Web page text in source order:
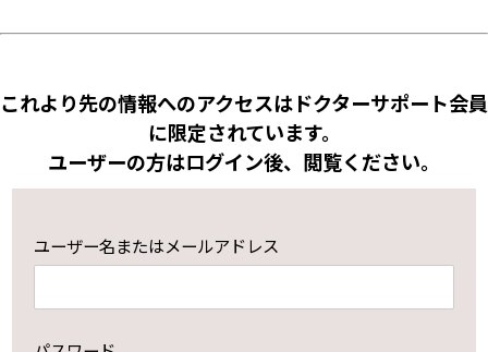
これより先の情報へのアクセスはドクターサポート会員
に限定されています。
ユーザーの方はログイン後、閲覧ください。
ユーザー名またはメールアドレス